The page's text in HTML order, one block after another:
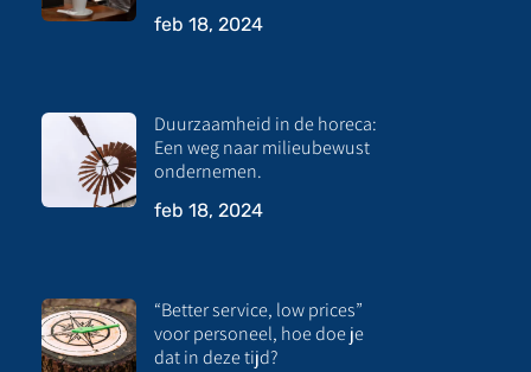
feb 18, 2024
Duurzaamheid in de horeca:
Een weg naar milieubewust
ondernemen.
feb 18, 2024
“Better service, low prices”
voor personeel, hoe doe je
dat in deze tijd?